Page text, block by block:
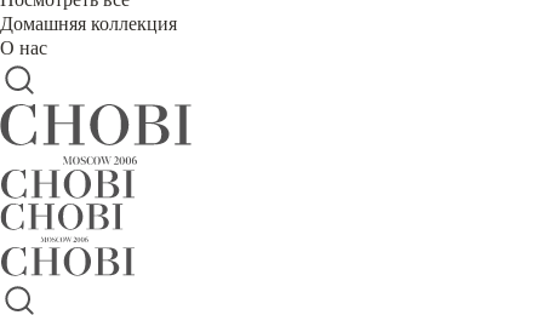
Домашняя коллекция
О нас